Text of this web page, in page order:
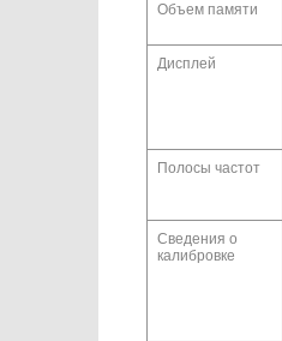
Объем памяти
Дисплей
Полосы частот
Сведения о
калибровке